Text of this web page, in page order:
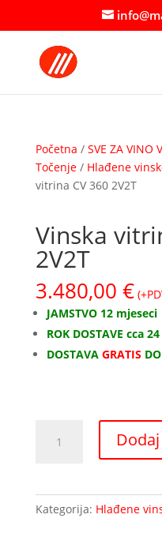
Početna / SVE ZA
Točenje/ Hlađene
vitrina CV 360 2V2T
Vinska
2V2T
3.480,00 €
JAMSTVO 12 mjeseci
ROK DOSTAVE cca
DOSTAVA GRATIS
vitrina
količina
Kategorija: Hlađene